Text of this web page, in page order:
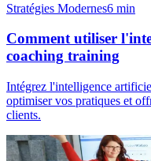
Stratégies Modernes6 min
Comment utiliser
coaching training
Intégrez l'intelligence
optimiser vos pratiques et
clients.